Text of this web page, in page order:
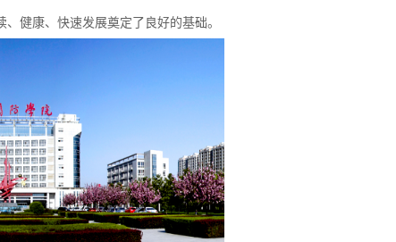
健康、快速发展奠定了良好的基础。